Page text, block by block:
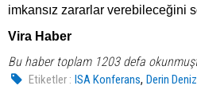
imkansız zararlar verebileceğini
Vira Haber
Bu haber toplam 1203 defa
Etiketler : ISA Konferans,Derin